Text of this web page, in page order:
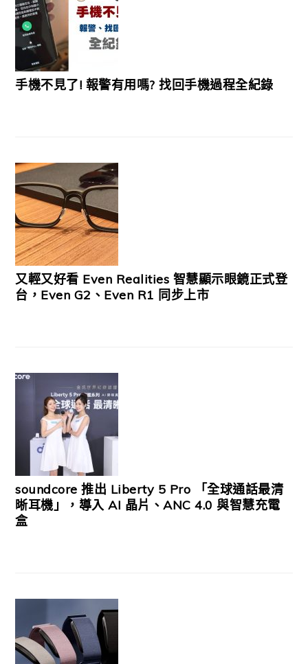
手機不見了! 報警有用嗎? 找回手機過程全紀錄
又輕又好看 Even Realities 智慧顯示眼鏡正式登
台，Even G2、Even R1 同步上市
soundcore 推出 Liberty 5 Pro 「全球通話最清
晰耳機」，導入 AI 晶片、ANC 4.0 與智慧充電
盒